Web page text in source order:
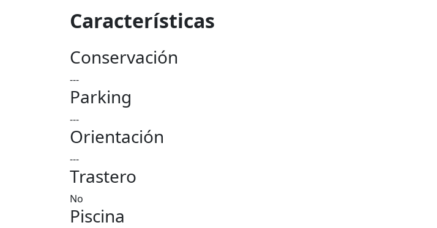
Características
Conservación
---
Parking
---
Orientación
---
Trastero
No
Piscina